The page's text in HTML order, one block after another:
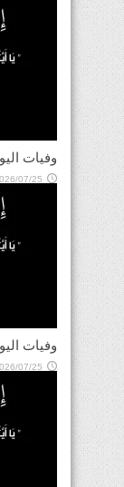
وفيات اليوم 25 / 7 /
07/25
وفيات اليوم 24 / 7 /
07/25